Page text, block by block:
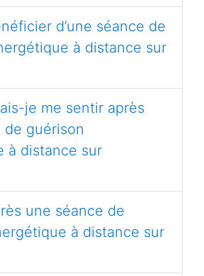
d’une séance de
à distance sur
je me sentir après
de guérison
à distance sur
une séance de
à distance sur